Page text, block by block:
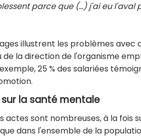
parce que (…) j'ai eu l'aval
illustrent les problèmes avec
la direction de l'organisme
25 % des salariées
la santé mentale
actes sont nombreuses, à la fois
dans l'ensemble de la